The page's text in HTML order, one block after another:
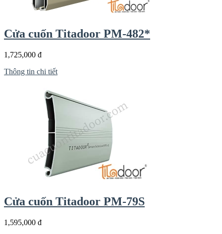
Cửa cuốn Titadoor PM-482*
1,725,000 đ
Thông tin chi tiết
Cửa cuốn Titadoor PM-79S
1,595,000 đ